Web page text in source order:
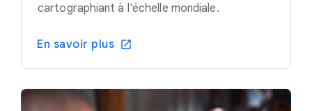
cartographiant à l'échelle mondiale.
En savoir plus